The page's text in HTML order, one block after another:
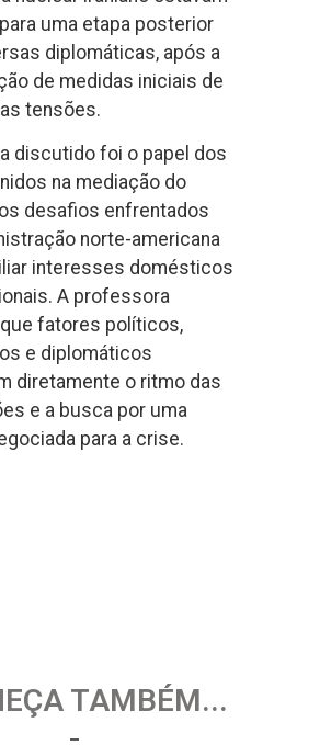
uma etapa posterior
diplomáticas, após a
de medidas iniciais de
tensões.
discutido foi o papel dos
na mediação do
desafios enfrentados
norte-americana
interesses domésticos
A professora
fatores políticos,
e diplomáticos
diretamente o ritmo das
e a busca por uma
para a crise.
TAMBÉM...